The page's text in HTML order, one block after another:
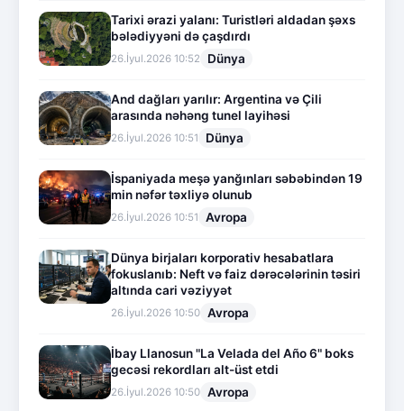
Tarixi ərazi yalanı: Turistləri aldadan şəxs
bələdiyyəni də çaşdırdı
26.İyul.2026 10:52 Dünya
And dağları yarılır: Argentina və Çili
arasında nəhəng tunel layihəsi
26.İyul.2026 10:51 Dünya
İspaniyada meşə yanğınları səbəbindən 19
min nəfər təxliyə olunub
26.İyul.2026 10:51 Avropa
Dünya birjaları korporativ hesabatlara
fokuslanıb: Neft və faiz dərəcələrinin təsiri
altında cari vəziyyət
26.İyul.2026 10:50 Avropa
İbay Llanosun "La Velada del Año 6" boks
gecəsi rekordları alt-üst etdi
26.İyul.2026 10:50 Avropa